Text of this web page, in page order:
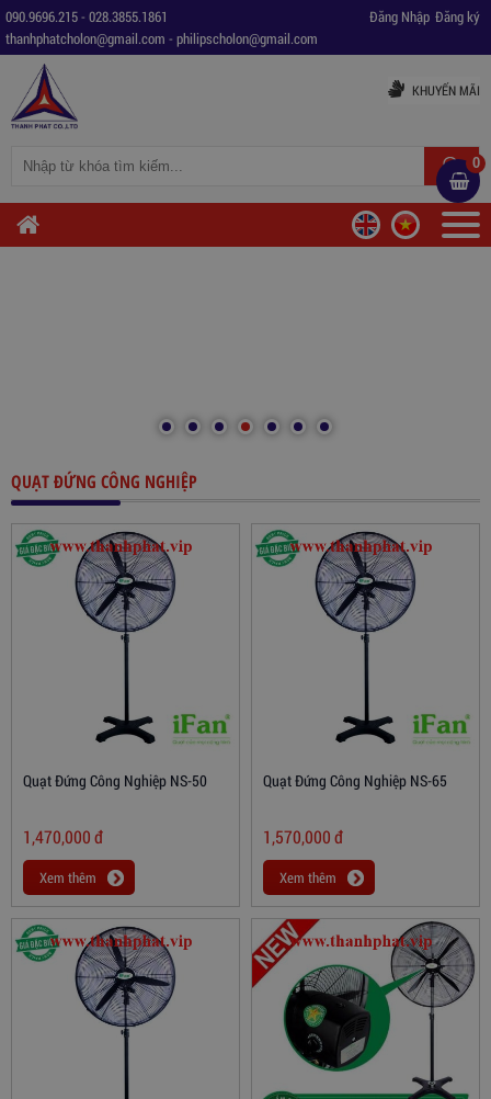
090.9696.215- 028.3855.1861
thanhphatcholon@gmail.com - philipscholon@gmail.com
Đăng ký
Đăng Nhập
KHUYẾN MÃI
0
QUẠT ĐỨNG CÔNG NGHIỆP
Quạt Đứng Công Nghiệp NS-50
1,470,000đ
Xem thêm
Quạt Đứng Công Nghiệp NS-65
1,570,000đ
Xem thêm